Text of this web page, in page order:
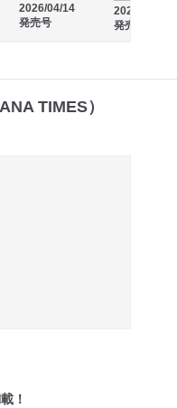
2026/04/14
発売号
2026/03/13
発売号
TIMES）
！